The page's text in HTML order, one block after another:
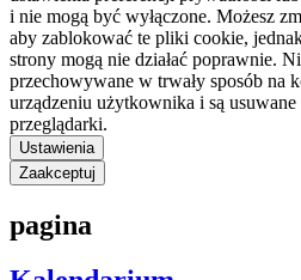
i nie mogą być wyłączone. Możesz
aby zablokować te pliki cookie,
strony mogą nie działać poprawnie.
przechowywane w trwały sposób na
urządzeniu użytkownika i są
przeglądarki.
Ustawienia
Zaakceptuj
pagina